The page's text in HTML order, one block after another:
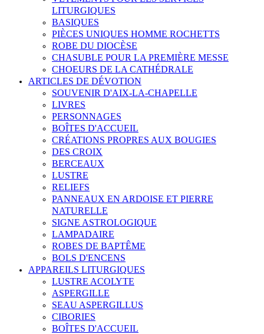
LITURGIQUES
BASIQUES
PIÈCES UNIQUES HOMME ROCHETTS
ROBE DU DIOCÈSE
CHASUBLE POUR LA PREMIÈRE MESSE
CHOEURS DE LA CATHÉDRALE
ARTICLES DE DÉVOTION
SOUVENIR D'AIX-LA-CHAPELLE
LIVRES
PERSONNAGES
BOÎTES D'ACCUEIL
CRÉATIONS PROPRES AUX BOUGIES
DES CROIX
BERCEAUX
LUSTRE
RELIEFS
PANNEAUX EN ARDOISE ET PIERRE
NATURELLE
SIGNE ASTROLOGIQUE
LAMPADAIRE
ROBES DE BAPTÊME
BOLS D'ENCENS
APPAREILS LITURGIQUES
LUSTRE ACOLYTE
ASPERGILLE
SEAU ASPERGILLUS
CIBORIES
BOÎTES D'ACCUEIL